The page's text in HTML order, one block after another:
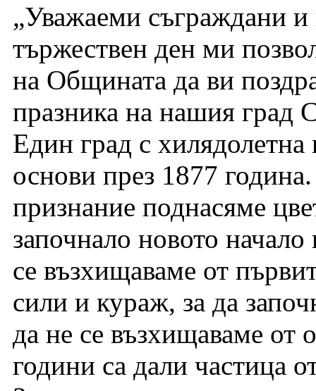
„Уважаеми съграждани и
тържествен ден ми
на Общината да ви
празника на нашия град
Един град с хилядолетна
основи през 1877
признание поднасяме
започнало новото
се възхищаваме от
сили и кураж, за да
да не се възхищаваме от
години са дали частица